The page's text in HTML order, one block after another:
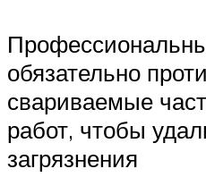
обязательно
свариваемые
работ, чтобы
загрязнения